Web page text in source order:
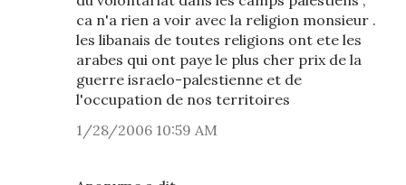
ca n'a rien a voir avec la religion monsieur .
les libanais de toutes religions ont ete les
arabes qui ont paye le plus cher prix de la
guerre israelo-palestienne et de
l'occupation de nos territoires
1/28/2006 10:59 AM